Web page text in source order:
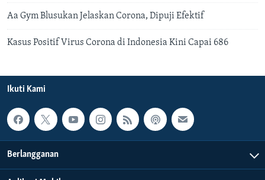
Aa Gym Blusukan Jelaskan Corona, Dipuji Efektif
Kasus Positif Virus Corona di Indonesia Kini Capai 686
Ikuti Kami
Berlangganan